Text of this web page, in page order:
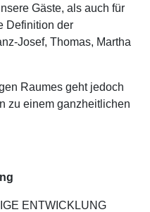
Gäste, als auch für
Definition der
Josef, Thomas, Martha
Raumes geht jedoch
zu einem ganzheitlichen
ENTWICKLUNG